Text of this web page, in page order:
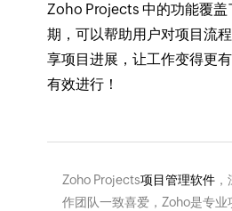
Zoho Projects 中的功能覆盖
期，可以帮助用户对项目流
享项目进展，让工作变得更
有效进行！
Zoho Projects项目管理软件，
作团队一致喜爱，Zoho是专业